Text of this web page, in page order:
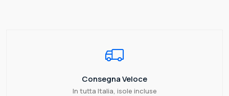
Consegna Veloce
In tutta Italia, isole incluse